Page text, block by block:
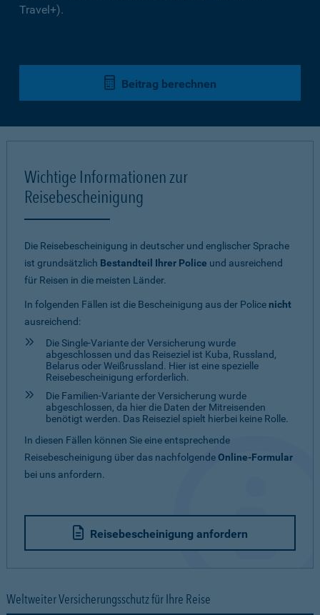
Travel+).
Beitrag berechnen
Wichtige Informationen zur
Reisebescheinigung
Die Reisebescheinigung in deutscher und englischer Sprache
ist grundsätzlich Bestandteil Ihrer Police und ausreichend
für Reisen in die meisten Länder.
In folgenden Fällen ist die Bescheinigung aus der Police nicht
ausreichend:
Die Single-Variante der Versicherung wurde
abgeschlossen und das Reiseziel ist Kuba, Russland,
Belarus oder Weißrussland. Hier ist eine spezielle
Reisebescheinigung erforderlich.
Die Familien-Variante der Versicherung wurde
abgeschlossen, da hier die Daten der Mitreisenden
benötigt werden. Das Reiseziel spielt hierbei keine Rolle.
In diesen Fällen können Sie eine entsprechende
Reisebescheinigung über das nachfolgendeOnline-Formular
bei uns anfordern.
Reisebescheinigung anfordern
Weltweiter Versicherungsschutz für Ihre Reise